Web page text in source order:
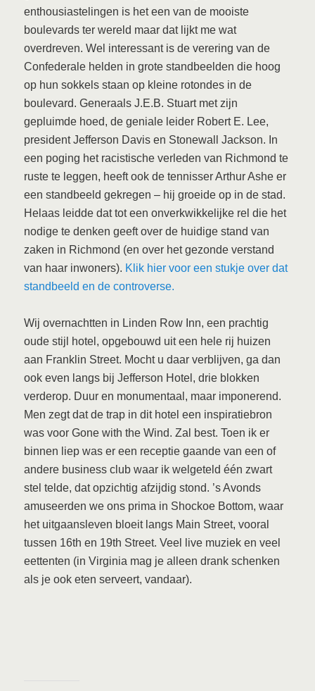
enthousiastelingen is het een van de mooiste
boulevards ter wereld maar dat lijkt me wat
overdreven. Wel interessant is de verering van de
Confederale helden in grote standbeelden die hoog
op hun sokkels staan op kleine rotondes in de
boulevard. Generaals J.E.B. Stuart met zijn
gepluimde hoed, de geniale leider Robert E. Lee,
president Jefferson Davis en Stonewall Jackson. In
een poging het racistische verleden van Richmond te
ruste te leggen, heeft ook de tennisser Arthur Ashe er
een standbeeld gekregen – hij groeide op in de stad.
Helaas leidde dat tot een onverkwikkelijke rel die het
nodige te denken geeft over de huidige stand van
zaken in Richmond (en over het gezonde verstand
van haar inwoners). Klik hier voor een stukje over dat
standbeeld en de controverse.
Wij overnachtten in Linden Row Inn, een prachtig
oude stijl hotel, opgebouwd uit een hele rij huizen
aan Franklin Street. Mocht u daar verblijven, ga dan
ook even langs bij Jefferson Hotel, drie blokken
verderop. Duur en monumentaal, maar imponerend.
Men zegt dat de trap in dit hotel een inspiratiebron
was voor Gone with the Wind. Zal best. Toen ik er
binnen liep was er een receptie gaande van een of
andere business club waar ik welgeteld één zwart
stel telde, dat opzichtig afzijdig stond. ’s Avonds
amuseerden we ons prima in Shockoe Bottom, waar
het uitgaansleven bloeit langs Main Street, vooral
tussen 16th en 19th Street. Veel live muziek en veel
eettenten (in Virginia mag je alleen drank schenken
als je ook eten serveert, vandaar).